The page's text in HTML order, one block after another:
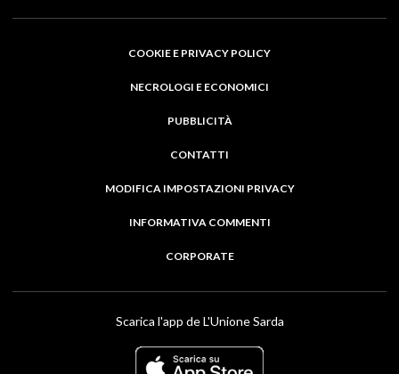
COOKIE E PRIVACY POLICY
NECROLOGI E ECONOMICI
PUBBLICITÀ
CONTATTI
MODIFICA IMPOSTAZIONI PRIVACY
INFORMATIVA COMMENTI
CORPORATE
Scarica l'app de L'Unione Sarda